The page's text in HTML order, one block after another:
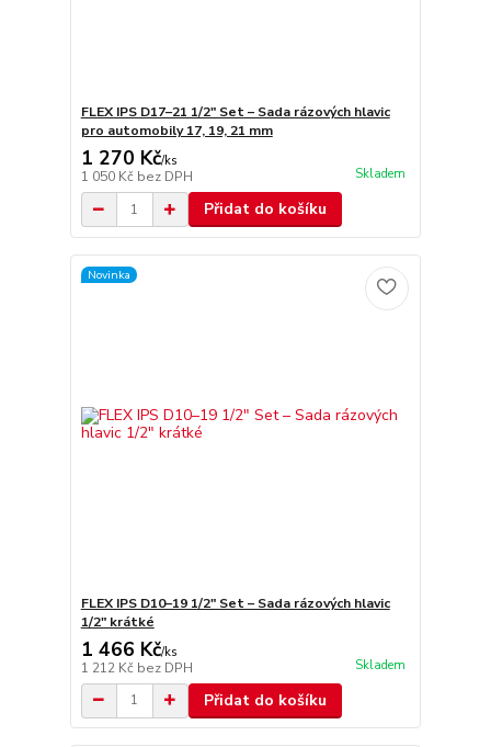
FLEX IPS D17–21 1/2" Set – Sada rázových hlavic
pro automobily 17, 19, 21 mm
1 270 Kč/ks
1 050 Kč bez DPH Skladem
Přidat do košíku
Novinka
FLEX IPS D10–19 1/2" Set – Sada rázových hlavic
1/2" krátké
1 466 Kč/ks
1 212 Kč bez DPH Skladem
Přidat do košíku